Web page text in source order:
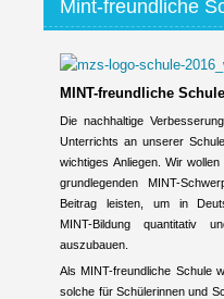
Mint-freundliche
MINT-freundliche Schule
Die nachhaltige
Unterrichts an unserer
wichtiges Anliegen. Wir
grundlegenden MINT-
Beitrag leisten, um in
MINT-Bildung quantitativ
auszubauen.
Als MINT-freundliche Schule
solche für Schülerinnen und